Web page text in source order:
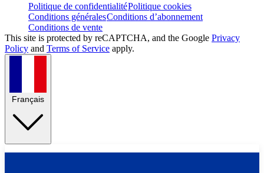
Politique de confidentialitéPolitique cookies
Conditions généralesConditions d’abonnement
Conditions de vente
This site is protected by reCAPTCHA, and the Google Privacy
Policy and Terms of Service apply.
Français